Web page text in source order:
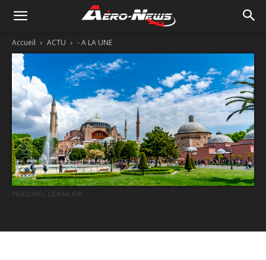
Accueil ACTU - A LA UNE
PERSONEL ÇEKİMLERİ